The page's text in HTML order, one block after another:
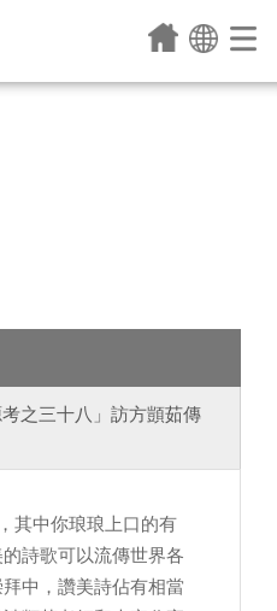
之三十八」訪方顗茹傳
其中你琅琅上口的有
詩歌可以流傳世界各
中，讚美詩佔有相當